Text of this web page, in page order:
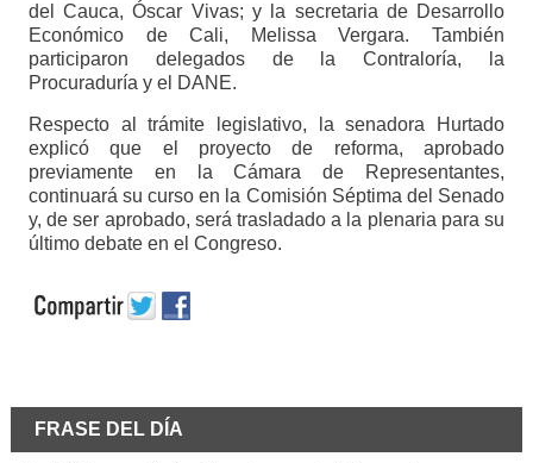
del Cauca, Óscar Vivas; y la secretaria de Desarrollo
Económico de Cali, Melissa Vergara. También
participaron delegados de la Contraloría, la
Procuraduría y el DANE.
Respecto al trámite legislativo, la senadora Hurtado
explicó que el proyecto de reforma, aprobado
previamente en la Cámara de Representantes,
continuará su curso en la Comisión Séptima del Senado
y, de ser aprobado, será trasladado a la plenaria para su
último debate en el Congreso.
FRASE DEL DÍA